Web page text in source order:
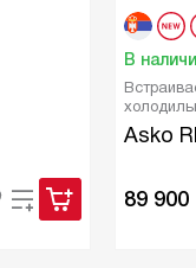
В
Asko
89 900